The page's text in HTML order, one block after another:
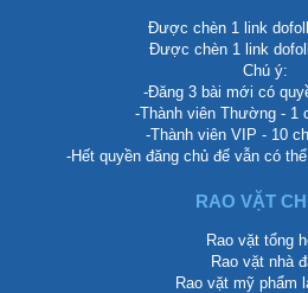
Được chèn 1 link
Được chèn 1 link
Chú ý:
-Đăng 3 bài mới có
-Thành viên Thường - 1
-Thành viên VIP - 10
-Hết quyền đăng chủ để vẫn có
RAO VẶT
Rao vặt tổng
Rao vặt nhà
Rao vặt mỹ phẩm